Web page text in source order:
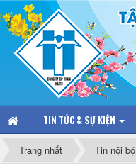
TIN TỨC & SỰ KIỆN
Trang nhất Tin nội bộ